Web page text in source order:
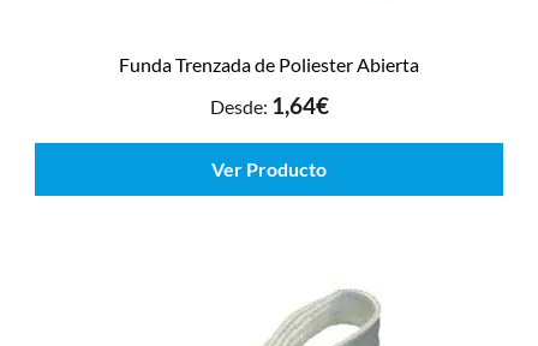
Funda Trenzada de Poliester Abierta
Desde: 1,64€
Ver Producto